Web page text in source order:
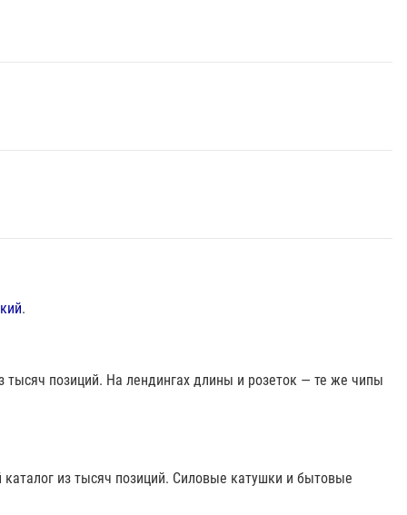
.
тысяч позиций. На лендингах длины и розеток — те же чипы
из тысяч позиций. Силовые катушки и бытовые